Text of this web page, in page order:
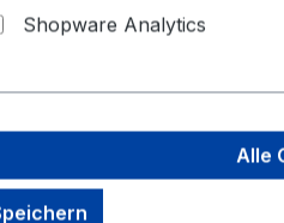
Shopware Analytics
Alle